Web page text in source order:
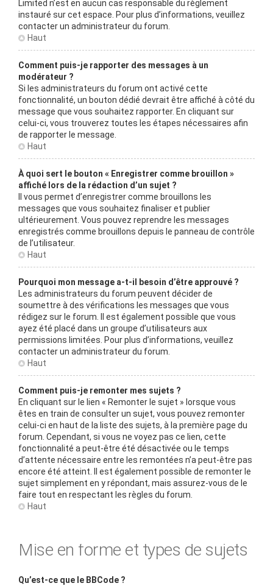
Limited n’est en aucun cas responsable du règlement
instauré sur cet espace. Pour plus d’informations, veuillez
contacter un administrateur du forum.
Haut
Comment puis-je rapporter des messages à un
modérateur ?
Si les administrateurs du forum ont activé cette
fonctionnalité, un bouton dédié devrait être affiché à côté du
message que vous souhaitez rapporter. En cliquant sur
celui-ci, vous trouverez toutes les étapes nécessaires afin
de rapporter le message.
Haut
À quoi sert le bouton « Enregistrer comme brouillon »
affiché lors de la rédaction d’un sujet ?
Il vous permet d’enregistrer comme brouillons les
messages que vous souhaitez finaliser et publier
ultérieurement. Vous pouvez reprendre les messages
enregistrés comme brouillons depuis le panneau de contrôle
de l’utilisateur.
Haut
Pourquoi mon message a-t-il besoin d’être approuvé ?
Les administrateurs du forum peuvent décider de
soumettre à des vérifications les messages que vous
rédigez sur le forum. Il est également possible que vous
ayez été placé dans un groupe d’utilisateurs aux
permissions limitées. Pour plus d’informations, veuillez
contacter un administrateur du forum.
Haut
Comment puis-je remonter mes sujets ?
En cliquant sur le lien « Remonter le sujet » lorsque vous
êtes en train de consulter un sujet, vous pouvez remonter
celui-ci en haut de la liste des sujets, à la première page du
forum. Cependant, si vous ne voyez pas ce lien, cette
fonctionnalité a peut-être été désactivée ou le temps
d’attente nécessaire entre les remontées n’a peut-être pas
encore été atteint. Il est également possible de remonter le
sujet simplement en y répondant, mais assurez-vous de le
faire tout en respectant les règles du forum.
Haut
Mise en forme et types de sujets
Qu’est-ce que le BBCode ?